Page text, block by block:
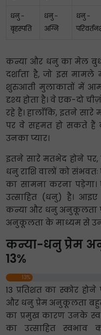
धनु -
बृहस्पति
धनु -
अग्नि
धनु -
कन्या और धनु का मेल
दर्शाता है, जो इस
शुरुआती मुलाकातों में
दृश्य होता है। वे एक-दो
रहे हैं। हालाँकि, इतने
पर वे सहमत हो सकते हैं
उनका प्यार।
इतने सारे मतभेद होने
धनु राशि वालों को
का सामना करना
उत्साहित (धनु) है।
कन्या और धनु अनुकूलता
अनुकूलता के माध्यम से
कन्या-धनु प्रेम
13%
13%
13 प्रतिशत का स्कोर
और धनु प्रेम अनुकूलता
का प्रमुख कारण उनके
का उत्साहित स्वभाव